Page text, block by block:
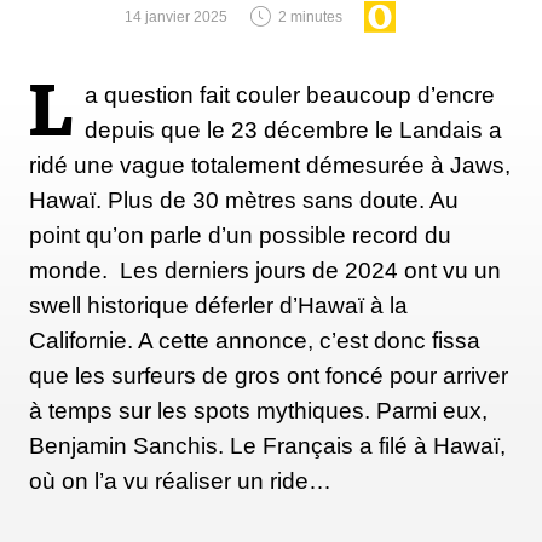
poser l'acheteur.
La communauté du surf et de la neige est de
plus en plus sensibilisée aux
problématiques environnementales. Quelle
est votre approche ?
Nous saisissons toutes les occasions possibles pour
pousser les membres de la communauté à donner
une seconde vie à leur matériel. On leur donne aussi
des informations sur leurs achats : ils ont accès à
l'origine géographique de la planche. On les
encourage à privilégier des circuits courts en
choisissant des shapers locaux plutôt que des
14 janvier 2025 2 minutes
L a question fait couler beaucoup d’encre
depuis que le 23 décembre le Landais a
ridé une vague totalement démesurée à Jaws,
Hawaï. Plus de 30 mètres sans doute. Au
point qu’on parle d’un possible record du
monde. Les derniers jours de 2024 ont vu un
swell historique déferler d’Hawaï à la
Californie. A cette annonce, c’est donc fissa
que les surfeurs de gros ont foncé pour arriver
à temps sur les spots mythiques. Parmi eux,
Benjamin Sanchis. Le Français a filé à Hawaï,
où on l’a vu réaliser un ride…